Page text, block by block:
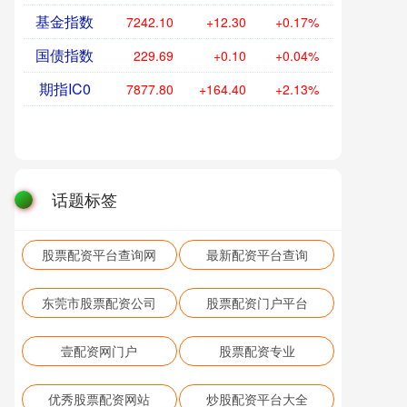
基金指数 7242.10 +12.30 +0.17%
国债指数 229.69 +0.10 +0.04%
期指IC0 7877.80 +164.40 +2.13%
话题标签
股票配资平台查询网 最新配资平台查询
东莞市股票配资公司 股票配资门户平台
壹配资网门户 股票配资专业
优秀股票配资网站 炒股配资平台大全